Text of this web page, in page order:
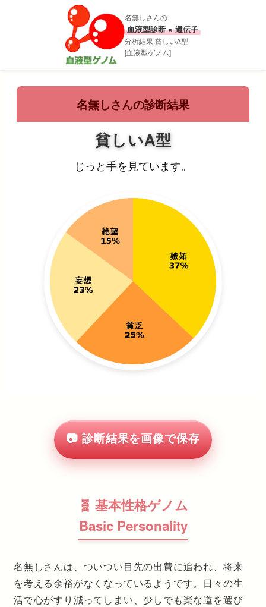
名無しさんの
血液型診断 × 遺伝子
分析結果:貧しいA型
[血液型ゲノム]
名無しさんの診断結果
貧しいA型
じっと手を見ています。
📷 診断結果を画像で保存
🧬 基本性格ゲノム
Basic Personality
名無しさんは、ついつい目先の出費に追われ、将来
を考える余裕がなくなっているようです。日々の生
活で心がすり減ってしまい、少しでも楽な道を選び